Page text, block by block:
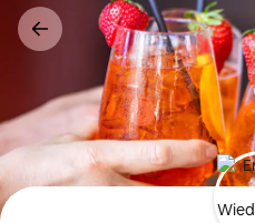
Inhalten
springen